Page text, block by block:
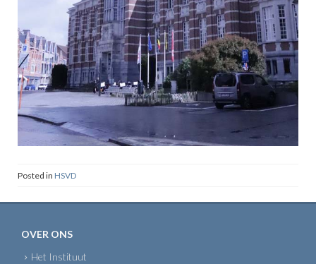
Posted in HSVD
OVER ONS
Het Instituut